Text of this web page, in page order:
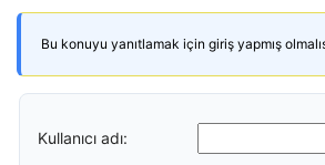
Bu konuyu yanıtlamak için giriş yapmış
Kullanıcı adı: